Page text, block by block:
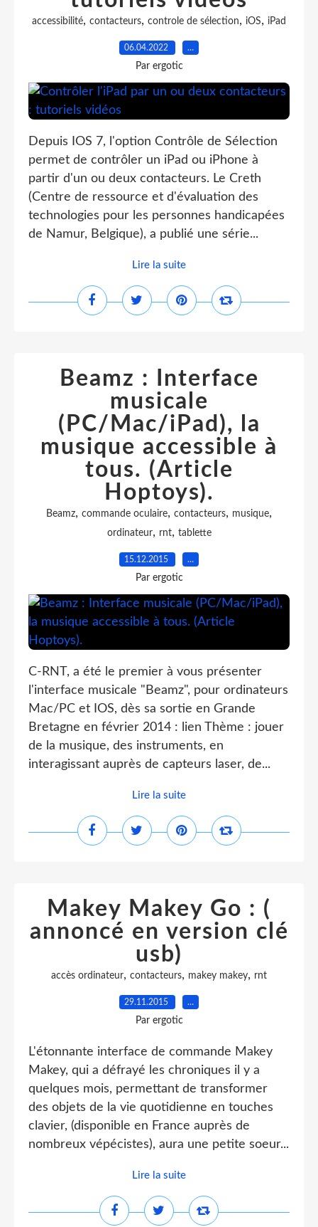
accessibilité, contacteurs, controle de sélection, iOS, iPad
06.04.2022 …
Par ergotic
Depuis IOS 7, l'option Contrôle de Sélection
permet de contrôler un iPad ou iPhone à
partir d'un ou deux contacteurs. Le Creth
(Centre de ressource et d'évaluation des
technologies pour les personnes handicapées
de Namur, Belgique), a publié une série...
Lire la suite
Beamz : Interface
musicale
(PC/Mac/iPad), la
musique accessible à
tous. (Article
Hoptoys).
Beamz, commande oculaire, contacteurs, musique,
ordinateur, rnt, tablette
15.12.2015 …
Par ergotic
C-RNT, a été le premier à vous présenter
l'interface musicale "Beamz", pour ordinateurs
Mac/PC et IOS, dès sa sortie en Grande
Bretagne en février 2014 : lien Thème : jouer
de la musique, des instruments, en
interagissant auprès de capteurs laser, de...
Lire la suite
Makey Makey Go : (
annoncé en version clé
usb)
accès ordinateur, contacteurs, makey makey, rnt
29.11.2015 …
Par ergotic
L'étonnante interface de commande Makey
Makey, qui a défrayé les chroniques il y a
quelques mois, permettant de transformer
des objets de la vie quotidienne en touches
clavier, (disponible en France auprès de
nombreux vépécistes), aura une petite soeur...
Lire la suite